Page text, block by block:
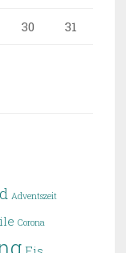
30 31
Adventszeit
Corona